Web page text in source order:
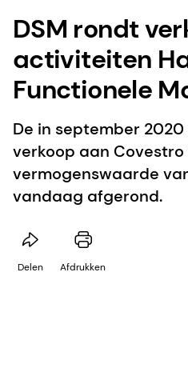
DSM rondt
activiteiten
Functionele
De in september
verkoop aan Covestro
vermogenswaarde
vandaag afgerond.
Delen Afdrukken